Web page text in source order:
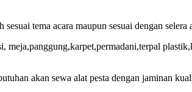
tema acara maupun sesuai dengan
meja,panggung,karpet,permadani,terpal
akan sewa alat pesta dengan jaminan